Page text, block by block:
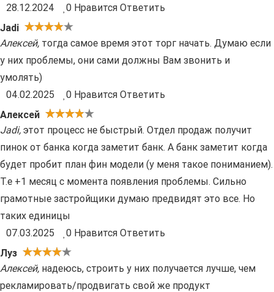
28.12.2024
0 Нравится Ответить
Jadi
Алексей, тогда самое время этот торг начать. Думаю если
у них проблемы, они сами должны Вам звонить и
умолять)
04.02.2025
0 Нравится Ответить
Алексей
Jadi, этот процесс не быстрый. Отдел продаж получит
пинок от банка когда заметит банк. А банк заметит когда
будет пробит план фин модели (у меня такое пониманием).
Т.е +1 месяц с момента появления проблемы. Сильно
грамотные застройщики думаю предвидят это все. Но
таких единицы
07.03.2025
0 Нравится Ответить
Луз
Алексей, надеюсь, строить у них получается лучше, чем
рекламировать/продвигать свой же продукт